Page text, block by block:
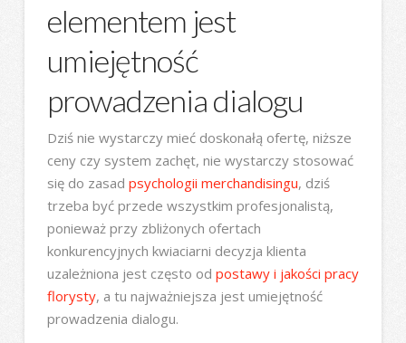
elementem jest
umiejętność
prowadzenia dialogu
Dziś nie wystarczy mieć doskonałą ofertę, niższe
ceny czy system zachęt, nie wystarczy stosować
się do zasad psychologii merchandisingu, dziś
trzeba być przede wszystkim profesjonalistą,
ponieważ przy zbliżonych ofertach
konkurencyjnych kwiaciarni decyzja klienta
uzależniona jest często od postawy i jakości pracy
florysty, a tu najważniejsza jest umiejętność
prowadzenia dialogu.